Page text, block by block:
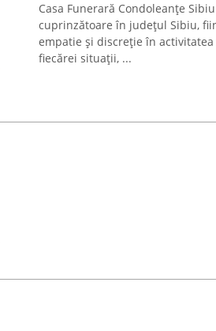
Casa Funerară Condoleanțe
cuprinzătoare în județul Sibiu,
empatie și discreție în
fiecărei situații, ...